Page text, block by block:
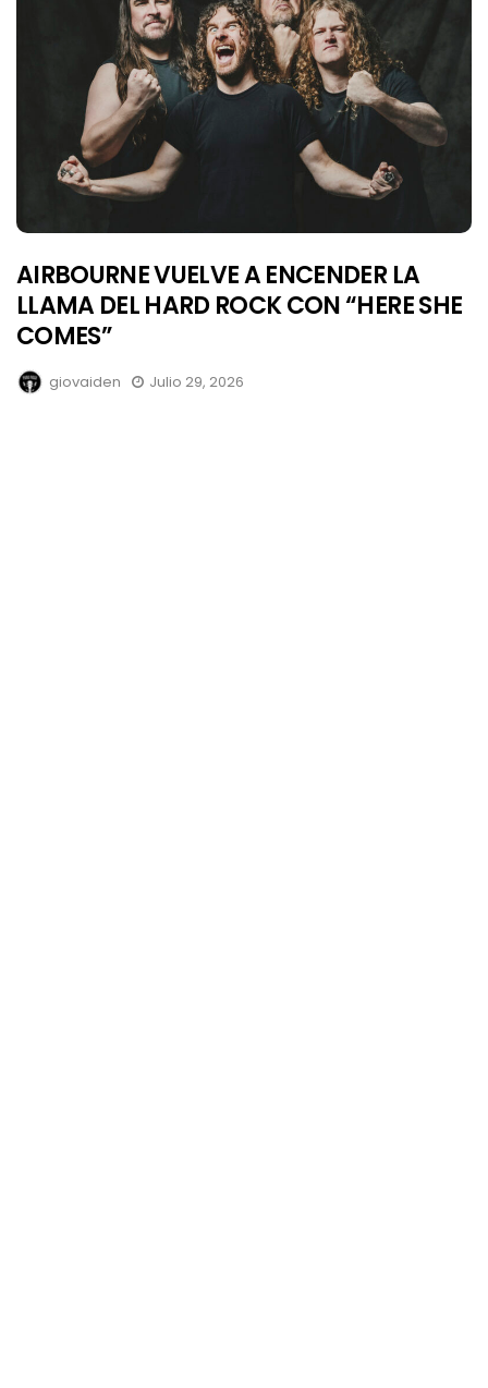
AIRBOURNE VUELVE A ENCENDER LA
LLAMA DEL HARD ROCK CON “HERE SHE
COMES”
giovaiden Julio 29, 2026